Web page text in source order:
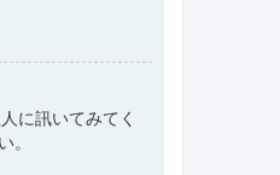
に訊いてみてく
。